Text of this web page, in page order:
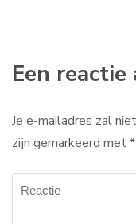
Een
Je e-mailadres zal
zijn gemarkeerd met*
Reactie